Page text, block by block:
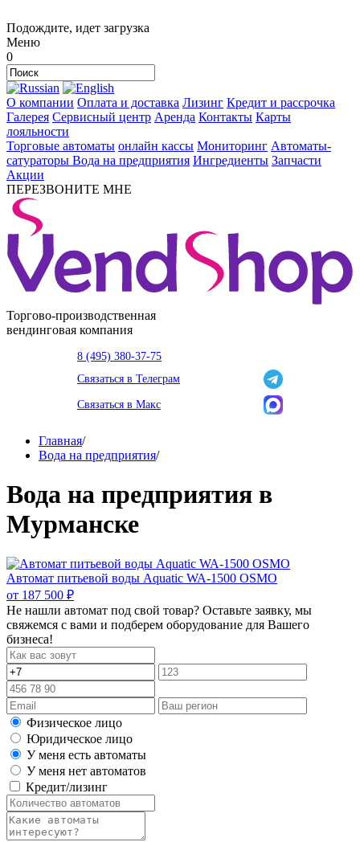
Подождите, идет загрузка
Меню
0
О компании Оплата и доставка Лизинг Кредит и рассрочка
Галерея Сервисный центр Аренда Контакты Карты
лояльности
Торговые автоматы онлайн кассы Мониторинг Автоматы-
сатураторы Вода на предприятия Ингредиенты Запчасти
Акции
ПЕРЕЗВОНИТЕ МНЕ
Торгово-производственная
вендинговая компания
8 (495) 380-37-75
Связаться в Телеграм
Связаться в Макс
Главная/
Вода на предприятия/
Вода на предприятия в
Мурманске
Автомат питьевой воды Aquatic WA-1500 OSMO
от 187 500 ₽
Не нашли автомат под свой товар? Оставьте заявку, мы
свяжемся с вами и подберем оборудование для Вашего
бизнеса!
Физическое лицо
Юридическое лицо
У меня есть автоматы
У меня нет автоматов
Кредит/лизинг